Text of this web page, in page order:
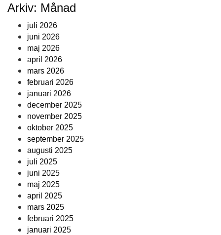
Arkiv: Månad
juli 2026
juni 2026
maj 2026
april 2026
mars 2026
februari 2026
januari 2026
december 2025
november 2025
oktober 2025
september 2025
augusti 2025
juli 2025
juni 2025
maj 2025
april 2025
mars 2025
februari 2025
januari 2025